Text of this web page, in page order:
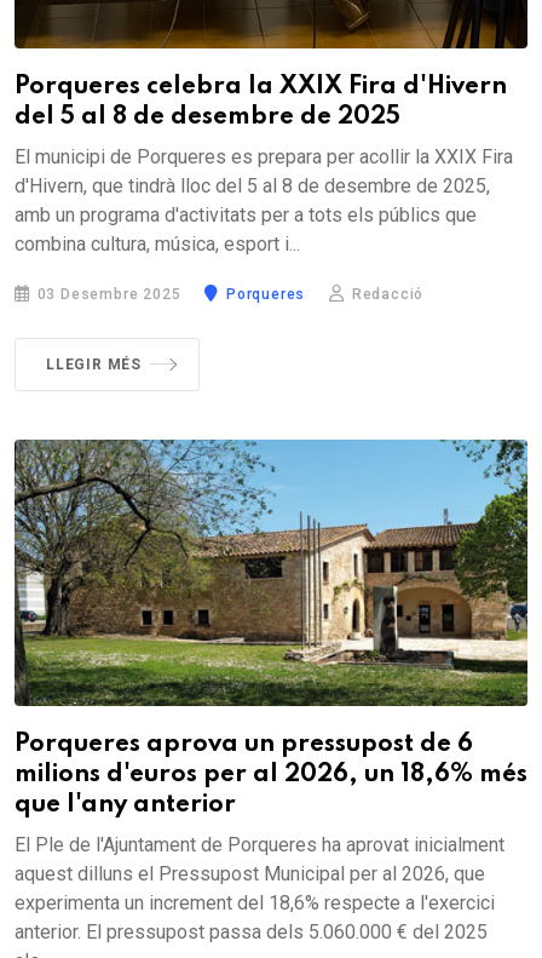
Porqueres celebra la XXIX Fira d'Hivern
del 5 al 8 de desembre de 2025
El municipi de Porqueres es prepara per acollir la XXIX Fira
d'Hivern, que tindrà lloc del 5 al 8 de desembre de 2025,
amb un programa d'activitats per a tots els públics que
combina cultura, música, esport i...
03 Desembre 2025 Porqueres Redacció
LLEGIR MÉS
Porqueres aprova un pressupost de 6
milions d'euros per al 2026, un 18,6% més
que l'any anterior
El Ple de l'Ajuntament de Porqueres ha aprovat inicialment
aquest dilluns el Pressupost Municipal per al 2026, que
experimenta un increment del 18,6% respecte a l'exercici
anterior. El pressupost passa dels 5.060.000 € del 2025